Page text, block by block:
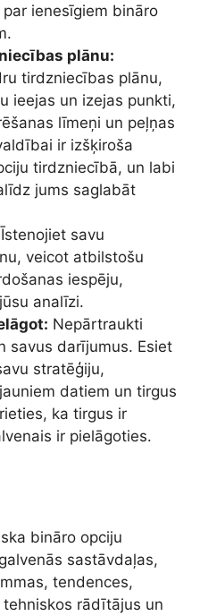
ienesīgiem bināro
plānu:
tirdzniecības plānu,
ieejas un izejas punkti,
līmeņi un peļņas
ir izšķiroša
tirdzniecībā, un labi
jums saglabāt
Īstenojiet savu
veicot atbilstošu
iespēju,
analīzi.
Nepārtraukti
savus darījumus. Esiet
stratēģiju,
datiem un tirgus
ka tirgus ir
ir pielāgoties.
bināro opciju
sastāvdaļas,
tendences,
rādītājus un